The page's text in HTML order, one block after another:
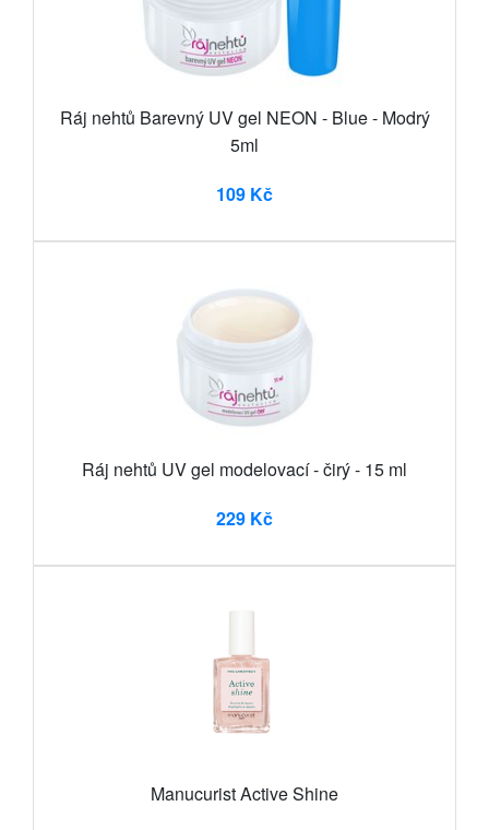
Ráj nehtů Barevný UV gel NEON - Blue - Modrý
5ml
109 Kč
Ráj nehtů UV gel modelovací - čirý - 15 ml
229 Kč
Manucurist Active Shine